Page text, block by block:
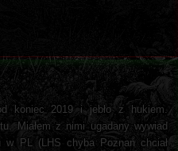
koniec 2019 i jebło z hukiem.
Miałem z nimi ugadany wywiad
w PL (LHS chyba Poznań chciał